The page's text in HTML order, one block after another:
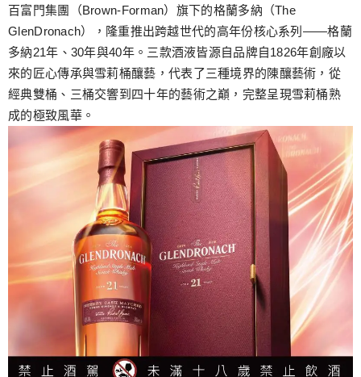
跳
至
主
要
內
容
百富門集團（Brown-Forman）旗下的格蘭多納（The
GlenDronach），隆重推出跨越世代的高年份核心系列——格蘭
多納21年、30年與40年。三款酒液皆源自品牌自1826年創廠以
來的匠心傳承與雪莉桶釀藝，代表了三種境界的陳釀藝術，從
經典雙桶、三桶交響到四十年的藝術之巔，完整呈現雪莉桶熟
成的極致風華。